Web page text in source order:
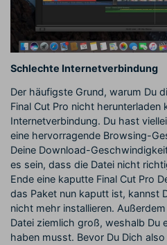
Schlechte Internetverbindung
Der häufigste Grund, warum Du
Final Cut Pro nicht
Internetverbindung. Du hast
eine hervorragende Browsing-
Deine Download-
es sein, dass die Datei nicht
Ende eine kaputte Final Cut Pro
das Paket nun kaputt ist, kannst
nicht mehr installieren.
Datei ziemlich groß, weshalb Du
haben musst. Bevor Du Dich